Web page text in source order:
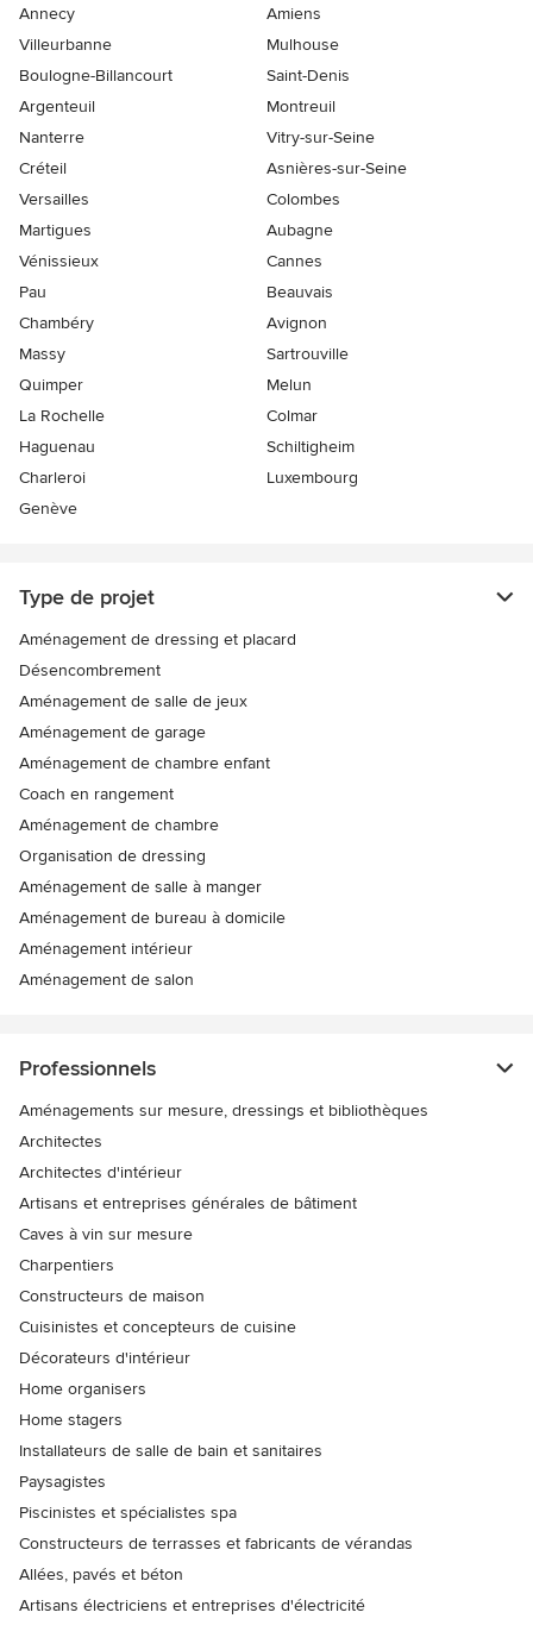
Annecy
Amiens
Villeurbanne
Mulhouse
Boulogne-Billancourt
Saint-Denis
Argenteuil
Montreuil
Nanterre
Vitry-sur-Seine
Créteil
Asnières-sur-Seine
Versailles
Colombes
Martigues
Aubagne
Vénissieux
Cannes
Pau
Beauvais
Chambéry
Avignon
Massy
Sartrouville
Quimper
Melun
La Rochelle
Colmar
Haguenau
Schiltigheim
Charleroi
Luxembourg
Genève
Type de projet
Aménagement de dressing et placard
Désencombrement
Aménagement de salle de jeux
Aménagement de garage
Aménagement de chambre enfant
Coach en rangement
Aménagement de chambre
Organisation de dressing
Aménagement de salle à manger
Aménagement de bureau à domicile
Aménagement intérieur
Aménagement de salon
Professionnels
Aménagements sur mesure, dressings et bibliothèques
Architectes
Architectes d'intérieur
Artisans et entreprises générales de bâtiment
Caves à vin sur mesure
Charpentiers
Constructeurs de maison
Cuisinistes et concepteurs de cuisine
Décorateurs d'intérieur
Home organisers
Home stagers
Installateurs de salle de bain et sanitaires
Paysagistes
Piscinistes et spécialistes spa
Constructeurs de terrasses et fabricants de vérandas
Allées, pavés et béton
Artisans électriciens et entreprises d'électricité